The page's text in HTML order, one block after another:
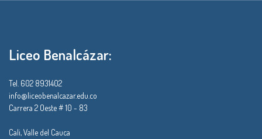
Liceo Benalcázar:
Tel. 602 8931402
info@liceobenalcazar.edu.co
Carrera 2 Oeste # 10 - 83
Cali, Valle del Cauca